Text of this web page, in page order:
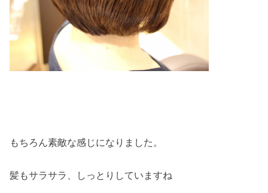
もちろん素敵な感じになりました。
髪もサラサラ、しっとりしていますね